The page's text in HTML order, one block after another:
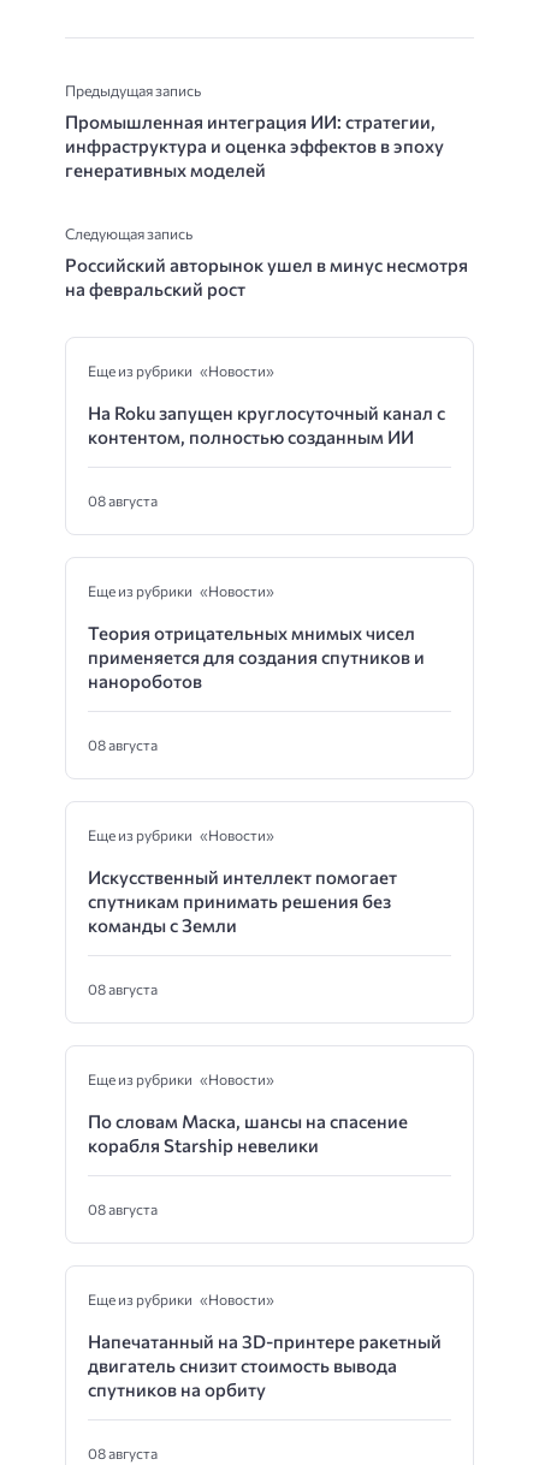
Предыдущая запись
Промышленная интеграция ИИ: стратегии,
инфраструктура и оценка эффектов в эпоху
генеративных моделей
Следующая запись
Российский авторынок ушел в минус несмотря
на февральский рост
Еще из рубрики «Новости»
На Roku запущен круглосуточный канал с
контентом, полностью созданным ИИ
08 августа
Еще из рубрики «Новости»
Теория отрицательных мнимых чисел
применяется для создания спутников и
нанороботов
08 августа
Еще из рубрики «Новости»
Искусственный интеллект помогает
спутникам принимать решения без
команды с Земли
08 августа
Еще из рубрики «Новости»
По словам Маска, шансы на спасение
корабля Starship невелики
08 августа
Еще из рубрики «Новости»
Напечатанный на 3D-принтере ракетный
двигатель снизит стоимость вывода
спутников на орбиту
08 августа